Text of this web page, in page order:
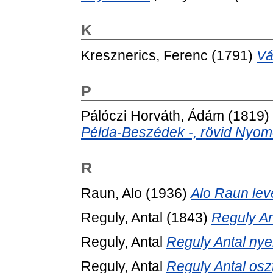
K
Kresznerics, Ferenc (1791)
P
Pálóczi Horváth, Ádám (1819)
Példa-Beszédek -, rövid
R
Raun, Alo (1936)Alo Raun
Reguly, Antal (1843) Reguly
Reguly, Antal Reguly Antal
Reguly, Antal Reguly Antal